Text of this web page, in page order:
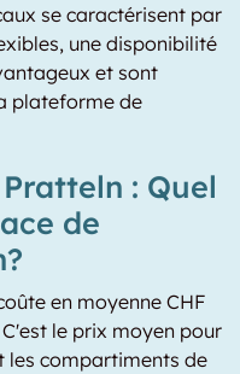
se caractérisent par
une disponibilité
et sont
plateforme de
: Quel
de
en moyenne CHF
le prix moyen pour
les compartiments de